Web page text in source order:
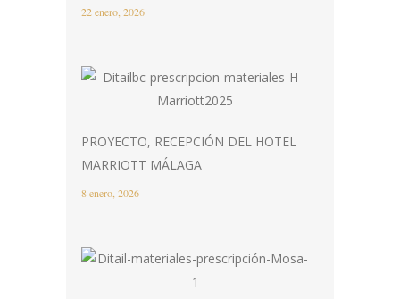
22 enero, 2026
PROYECTO, RECEPCIÓN DEL HOTEL
MARRIOTT MÁLAGA
8 enero, 2026